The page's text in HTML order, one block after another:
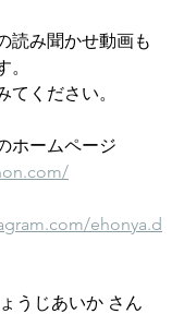
読み聞かせ動画も
てください。
ホームページ
ehonya.d
うじあいか さん